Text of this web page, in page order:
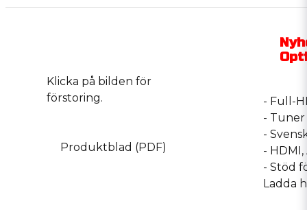
Klicka på bilden för
förstoring.
Produktblad (PDF)
- Full-
- Tuner
-
- HDMI,
- Stöd
Ladda